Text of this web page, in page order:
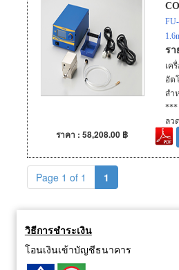
รา
เค
อัต
สำ
***
ลว
ราคา : 58,208.00 ฿
Page 1 of 1 1
วิธีการชำระเงิน
โอนเงินเข้าบัญชีธนาคาร